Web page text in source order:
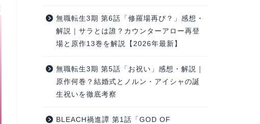
無職転生3期 第6話「修羅場再び？」感想・
解説｜サラとは誰？カウンターアロー再登
場と原作13巻を解説【2026年最新】
無職転生3期 第5話「お祝い」感想・解説｜
原作何巻？結婚式とノルン・アイシャの誕
生祝いを徹底考察
BLEACH禍進譚 第1話「GOD OF